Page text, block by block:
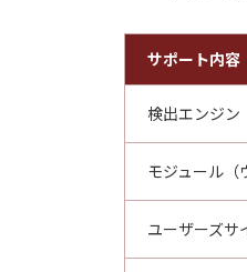
サポート内容
検出エンジン
モジュール（
ユーザーズサ